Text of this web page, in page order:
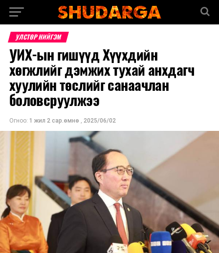
УЛСТӨР НИЙГЭМ
УИХ-ын гишүүд Хүүхдийн
хөгжлийг дэмжих тухай анхдагч
хуулийн төслийг санаачлан
боловсруулжээ
Огноо: 1 жил 2 сар.өмнө , 2025/06/02